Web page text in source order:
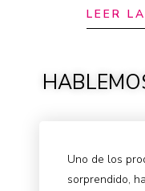
LEER
Uno de los
sorprendido,